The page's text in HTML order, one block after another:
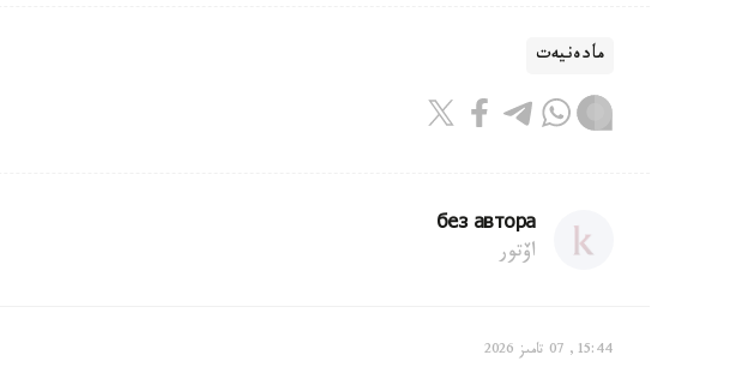
مادەنيەت
без автора
اۆتور
15:44, 07 تامىز 2026